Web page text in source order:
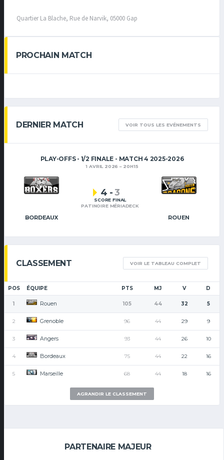
Quartier La Blache, Rue de Narvik, 05000 Gap
PROCHAIN MATCH
DERNIER MATCH VOIR TOUS LES EVÉNEMENTS
PLAY-OFFS - 1/2 FINALE - MATCH 4 2025-2026
1 AVRIL 2026 20H15
BORDEAUX ROUEN
4 -3
SCORE FINAL
PATINOIRE MÉRIADECK
CLASSEMENT VOIR LE TABLEAU COMPLET
POS ÉQUIPE PTS MJ V D
1 Rouen 105 44 32 5
2 Grenoble 96 44 29 9
3 Angers 93 44 26 10
4 Bordeaux 75 44 22 16
5 Marseille 68 44 18 16
AGRANDIR LE CLASSEMENT
PARTENAIRE MAJEUR